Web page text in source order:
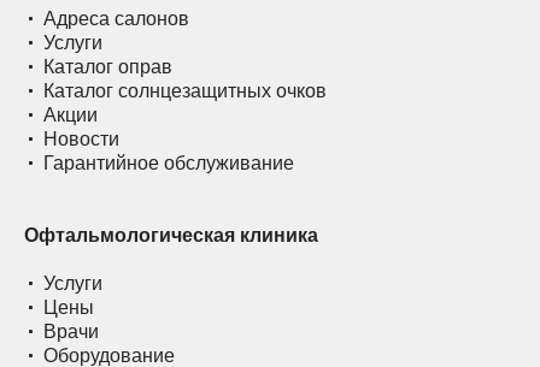
Адреса салонов
Услуги
Каталог оправ
Каталог солнцезащитных очков
Акции
Новости
Гарантийное обслуживание
Офтальмологическая клиника
Услуги
Цены
Врачи
Оборудование